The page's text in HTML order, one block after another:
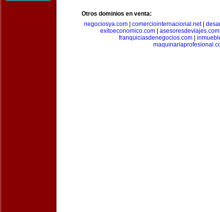
Otros dominios en venta:
negociosya.com
comerciointernacional.net|
exitoeconomico.com| asesoresdeviajes.com
franquiciasdenegocios.com|